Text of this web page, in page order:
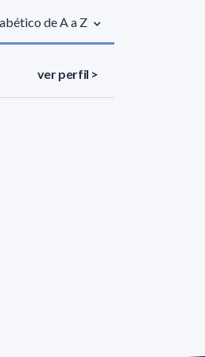
de A a Z
ver perfil >